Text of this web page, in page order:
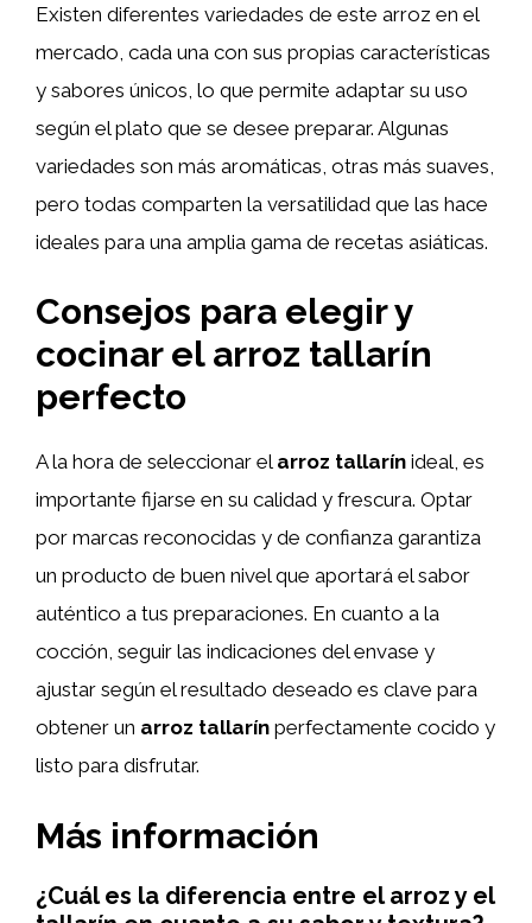
Existen diferentes variedades de este arroz en el
mercado, cada una con sus propias características
y sabores únicos, lo que permite adaptar su uso
según el plato que se desee preparar. Algunas
variedades son más aromáticas, otras más suaves,
pero todas comparten la versatilidad que las hace
ideales para una amplia gama de recetas asiáticas.
Consejos para elegir y
cocinar el arroz tallarín
perfecto
A la hora de seleccionar el arroz tallarín ideal, es
importante fijarse en su calidad y frescura. Optar
por marcas reconocidas y de confianza garantiza
un producto de buen nivel que aportará el sabor
auténtico a tus preparaciones. En cuanto a la
cocción, seguir las indicaciones del envase y
ajustar según el resultado deseado es clave para
obtener un arroz tallarín perfectamente cocido y
listo para disfrutar.
Más información
¿Cuál es la diferencia entre el arroz y el